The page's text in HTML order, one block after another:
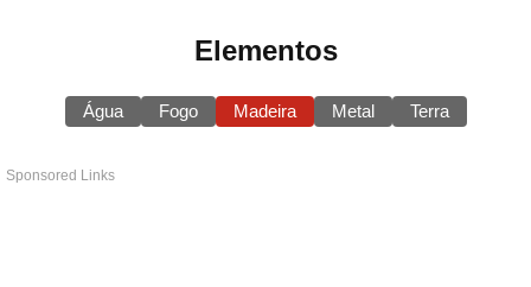
Elementos
Água Fogo Madeira Metal Terra